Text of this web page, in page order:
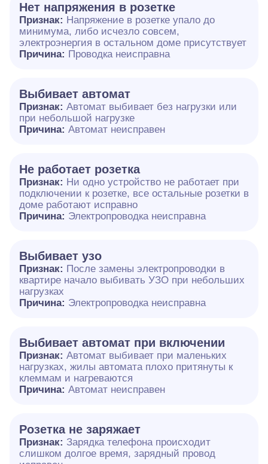
Нет напряжения в розетке
Признак: Напряжение в розетке упало до
минимума, либо исчезло совсем,
электроэнергия в остальном доме присутствует
Причина: Проводка неисправна
Выбивает автомат
Признак: Автомат выбивает без нагрузки или
при небольшой нагрузке
Причина: Автомат неисправен
Не работает розетка
Признак: Ни одно устройство не работает при
подключении к розетке, все остальные розетки в
доме работают исправно
Причина: Электропроводка неисправна
Выбивает узо
Признак: После замены электропроводки в
квартире начало выбивать УЗО при небольших
нагрузках
Причина: Электропроводка неисправна
Выбивает автомат при включении
Признак: Автомат выбивает при маленьких
нагрузках, жилы автомата плохо притянуты к
клеммам и нагреваются
Причина: Автомат неисправен
Розетка не заряжает
Признак: Зарядка телефона происходит
слишком долгое время, зарядный провод